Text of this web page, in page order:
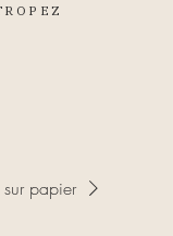
papier